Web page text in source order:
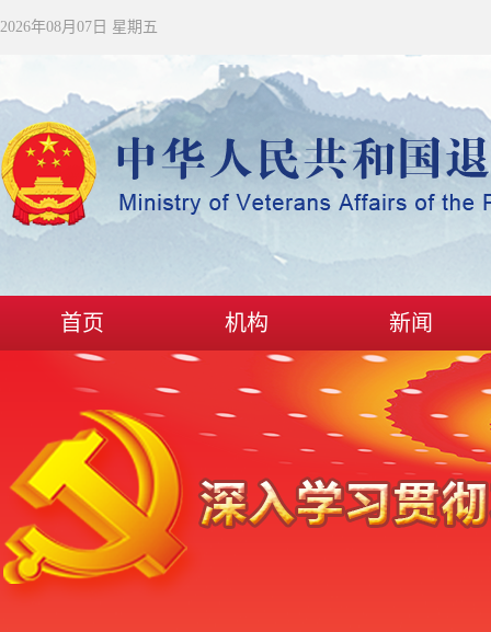
2026年08月07日 星期五
首页 机构 新闻